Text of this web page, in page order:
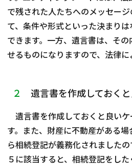
で残された人たちへのメッセー
て、条件や形式といった決まり
できます。一方、遺言書は、そ
せるものになりますので、法律に
２ 遺言書を作成しておく
遺言書を作成しておくと良い
す。また、財産に不動産がある
ら相続登記が義務化されましたの
５に該当すると、相続登記をし